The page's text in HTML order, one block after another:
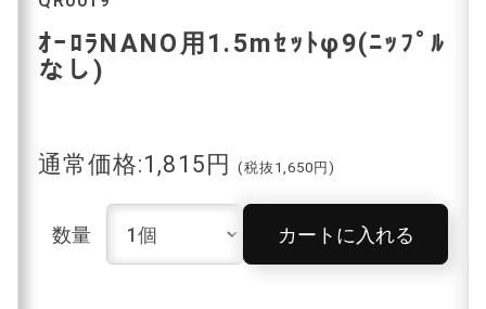
ｵｰﾛﾗNANO用1.5mｾｯﾄφ9(ﾆｯﾌﾟﾙ
なし)
通常価格:1,815円 (税抜1,650円)
数量 カートに入れる